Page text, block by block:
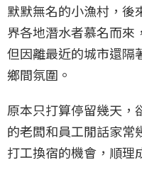
默默無名的小漁村，後
界各地潛水者慕名而來
但因離最近的城市還隔
鄉間氛圍。
原本只打算停留幾天，
的老闆和員工閒話家常
打工換宿的機會，順理